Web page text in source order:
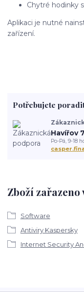
Chytré hodinky
Aplikaci je nutné
zařízení.
Zboží
Software
Antiviry Kaspersky
Internet Security
Potřebujete
Havířov
Po-Pá, 9-18